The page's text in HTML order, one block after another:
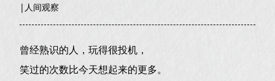
| 人间观察
曾经熟识的人，玩得很投机，
笑过的次数比今天想起来的更多。